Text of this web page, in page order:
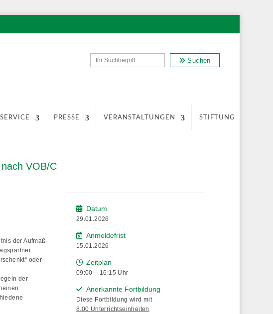
Suchen
PRESSE VERANSTALTUNGEN STIFTUNG
VOB/C
der Aufmaß-
oder
der
Datum
29.01.2026
Anmeldefrist
15.01.2026
Zeitplan
09:00 – 16:15 Uhr
Anerkannte Fortbildung
Diese Fortbildung wird mit
8.00 Unterrichtseinheiten